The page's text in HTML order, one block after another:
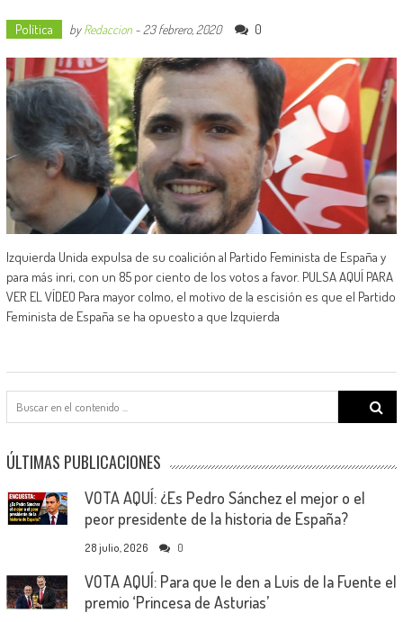
Política byRedaccion- 23 febrero, 2020 0
Izquierda Unida expulsa de su coalición al Partido Feminista de España y
para más inri, con un 85 por ciento de los votos a favor. PULSA AQUÍ PARA
VER EL VÍDEO Para mayor colmo, el motivo de la escisión es que el Partido
Feminista de España se ha opuesto a que Izquierda
Search
ÚLTIMAS PUBLICACIONES
VOTA AQUÍ: ¿Es Pedro Sánchez el mejor o el
peor presidente de la historia de España?
28 julio, 2026 0
VOTA AQUÍ: Para que le den a Luis de la Fuente el
premio ‘Princesa de Asturias’